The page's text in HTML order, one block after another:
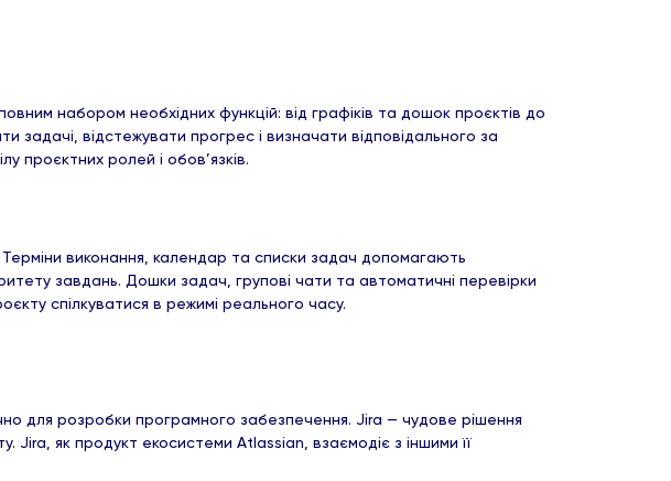
набором необхідних функцій: від графіків та дошок проєктів до
задачі, відстежувати прогрес і визначати відповідального за
проєктних ролей і обов’язків.
виконання, календар та списки задач допомагають
завдань. Дошки задач, групові чати та автоматичні перевірки
спілкуватися в режимі реального часу.
для розробки програмного забезпечення. Jira — чудове рішення
як продукт екосистеми Atlassian, взаємодіє з іншими її